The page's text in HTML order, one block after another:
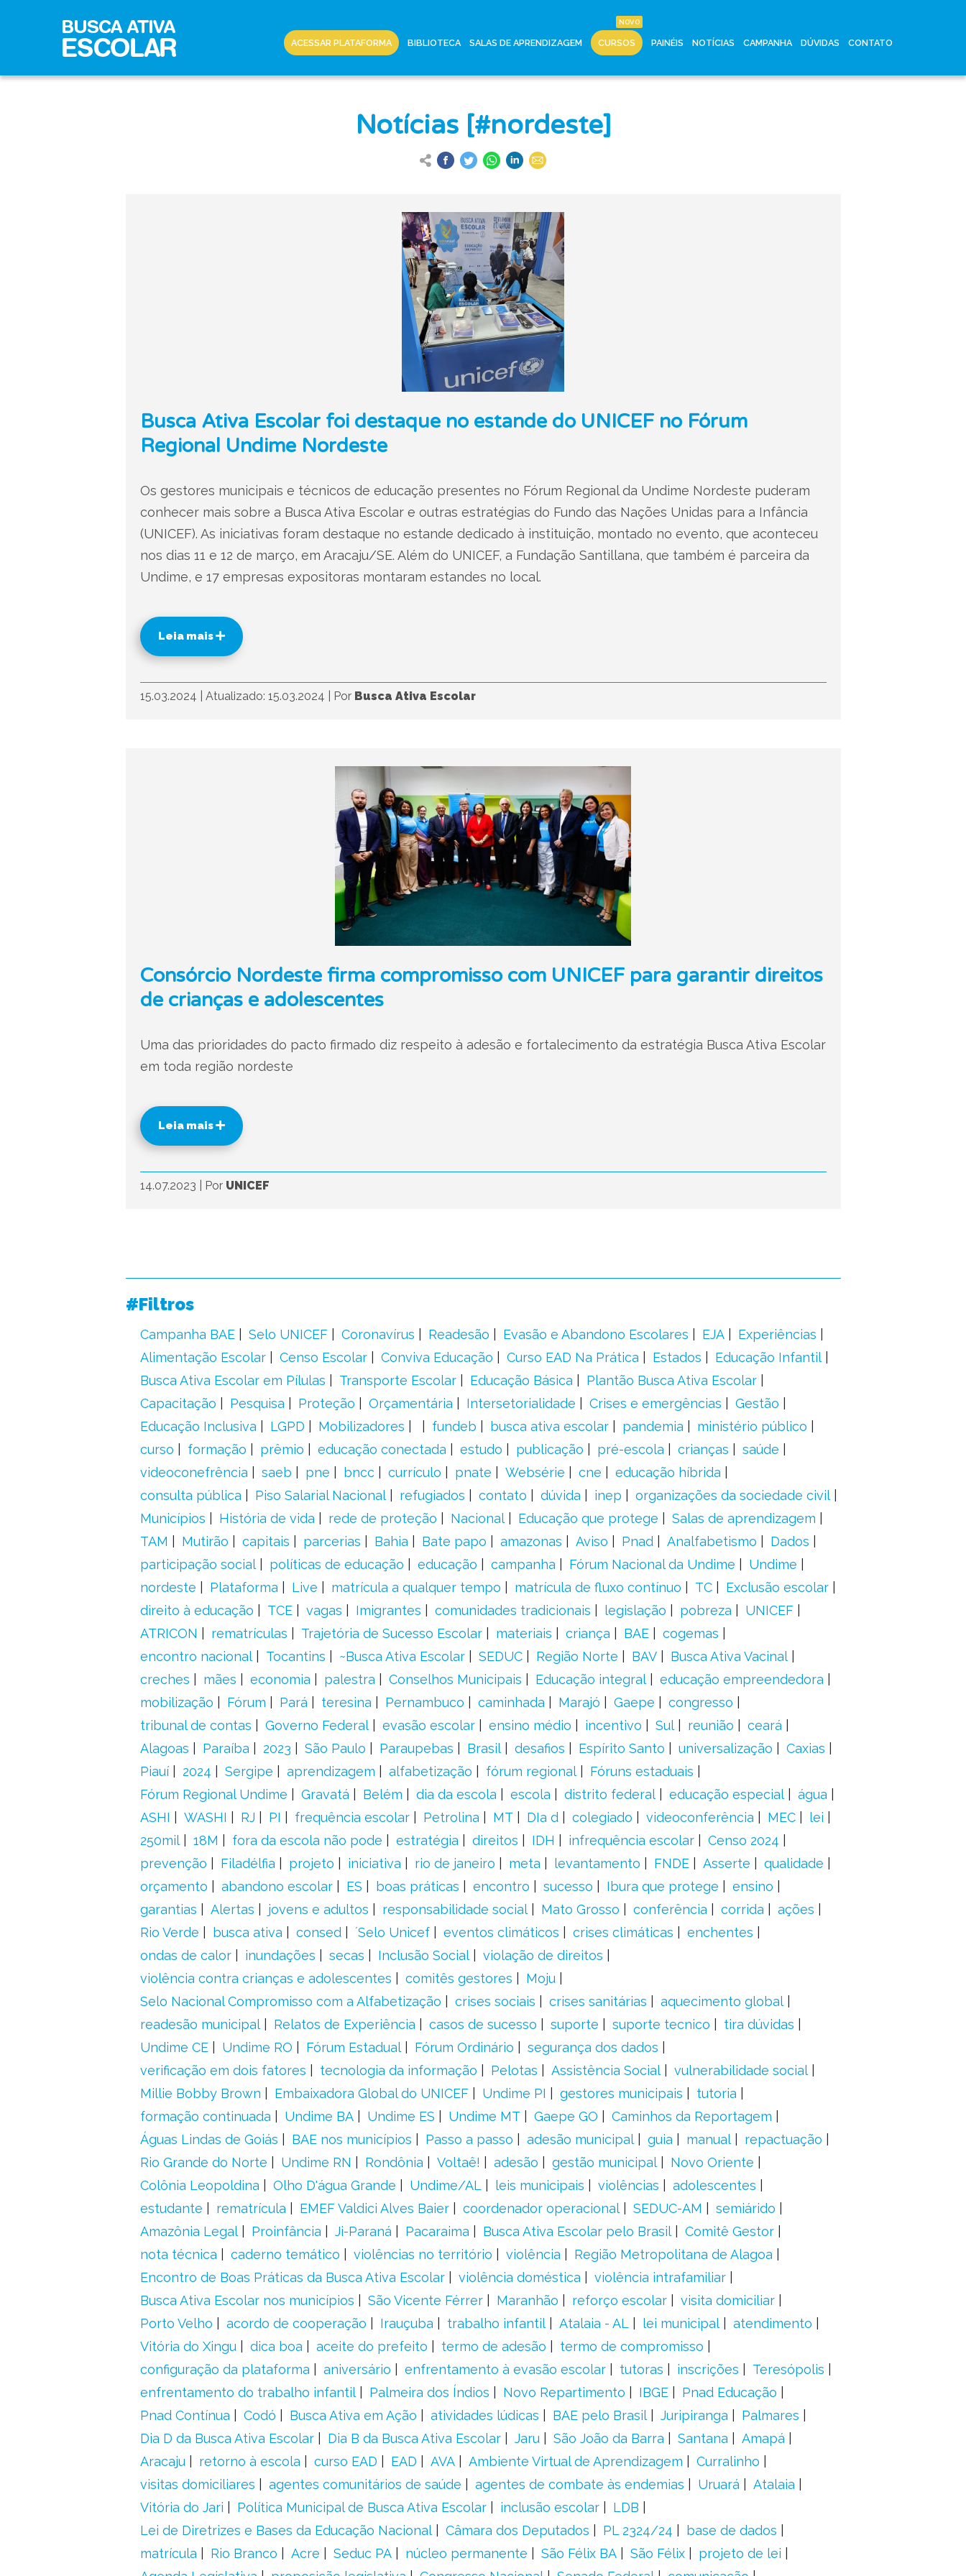
ACESSAR PLATAFORMA BIBLIOTECA SALAS DE APRENDIZAGEM CURSOS PAINÉIS NOTÍCIAS CAMPANHA DÚVIDAS CONTATO
Notícias [#nordeste]
Busca Ativa Escolar foi destaque no estande do UNICEF no Fórum
Regional Undime Nordeste
Os gestores municipais e técnicos de educação presentes no Fórum Regional da Undime Nordeste puderam
conhecer mais sobre a Busca Ativa Escolar e outras estratégias do Fundo das Nações Unidas para a Infância
(UNICEF). As iniciativas foram destaque no estande dedicado à instituição, montado no evento, que aconteceu
nos dias 11 e 12 de março, em Aracaju/SE. Além do UNICEF, a Fundação Santillana, que também é parceira da
Undime, e 17 empresas expositoras montaram estandes no local.
Leia mais
15.03.2024 Atualizado: 15.03.2024 Por Busca Ativa Escolar
Consórcio Nordeste firma compromisso com UNICEF para garantir direitos
de crianças e adolescentes
Uma das prioridades do pacto firmado diz respeito à adesão e fortalecimento da estratégia Busca Ativa Escolar
em toda região nordeste
Leia mais
14.07.2023 Por UNICEF
#Filtros
Campanha BAE Selo UNICEF Coronavírus Readesão Evasão e Abandono Escolares EJA
Experiências
Alimentação Escolar
Censo Escolar Conviva Educação Curso EAD Na Prática Estados
Educação Infantil
Busca Ativa Escolar em Pílulas
Transporte Escolar Educação Básica
Plantão Busca Ativa Escolar
Capacitação
Pesquisa Proteção Orçamentária Intersetorialidade Crises e emergências
Gestão
Educação Inclusiva
LGPD Mobilizadores fundeb busca ativa escolar pandemia
ministério público
curso
formação prêmio educação conectada estudo publicação pré-escola crianças
saúde
videoconefrência
saeb pne bncc currículo pnate Websérie cne
educação híbrida
consulta pública
Piso Salarial Nacional refugiados contato dúvida inep
organizações da sociedade civil
Municípios
História de vida rede de proteção Nacional Educação que protege
Salas de aprendizagem
TAM
Mutirão capitais parcerias Bahia Bate papo amazonas Aviso Pnad Analfabetismo
Dados
participação social
políticas de educação educação campanha Fórum Nacional da Undime
Undime
nordeste
Plataforma Live matrícula a qualquer tempo matrícula de fluxo contínuo TC
Exclusão escolar
direito à educação
TCE vagas Imigrantes comunidades tradicionais legislação pobreza
UNICEF
ATRICON
rematrículas Trajetória de Sucesso Escolar materiais criança BAE
cogemas
encontro nacional
Tocantins ~Busca Ativa Escolar SEDUC Região Norte BAV
Busca Ativa Vacinal
creches
mães economia palestra Conselhos Municipais Educação integral
educação empreendedora
mobilização
Fórum Pará teresina Pernambuco caminhada Marajó Gaepe
congresso
tribunal de contas
Governo Federal evasão escolar ensino médio incentivo Sul reunião
ceará
Alagoas
Paraíba 2023 São Paulo Paraupebas Brasil desafios Espírito Santo universalização
Caxias
Piauí
2024 Sergipe aprendizagem alfabetização fórum regional
Fóruns estaduais
Fórum Regional Undime
Gravatá Belém dia da escola escola distrito federal educação especial
água
ASHI
WASHI RJ PI frequência escolar Petrolina MT DIa d colegiado videoconferência MEC
lei
250mil
18M fora da escola não pode estratégia direitos IDH infrequência escolar
Censo 2024
prevenção
Filadélfia projeto iniciativa rio de janeiro meta levantamento FNDE Asserte
qualidade
orçamento
abandono escolar ES boas práticas encontro sucesso Ibura que protege
ensino
garantias
Alertas jovens e adultos responsabilidade social Mato Grosso conferência corrida
ações
Rio Verde
busca ativa consed ´Selo Unicef eventos climáticos crises climáticas
enchentes
ondas de calor
inundações secas Inclusão Social
violação de direitos
violência contra crianças e adolescentes
comitês gestores
Moju
Selo Nacional Compromisso com a Alfabetização
crises sociais crises sanitárias
aquecimento global
readesão municipal
Relatos de Experiência casos de sucesso suporte suporte tecnico
tira dúvidas
Undime CE
Undime RO Fórum Estadual Fórum Ordinário
segurança dos dados
verificação em dois fatores
tecnologia da informação Pelotas Assistência Social
vulnerabilidade social
Millie Bobby Brown
Embaixadora Global do UNICEF Undime PI gestores municipais
tutoria
formação continuada
Undime BA Undime ES Undime MT Gaepe GO
Caminhos da Reportagem
Águas Lindas de Goiás
BAE nos municípios Passo a passo adesão municipal guia manual
repactuação
Rio Grande do Norte
Undime RN Rondônia Voltaê! adesão gestão municipal
Novo Oriente
Colônia Leopoldina
Olho D'água Grande Undime/AL leis municipais violências
adolescentes
estudante
rematrícula EMEF Valdici Alves Baier coordenador operacional SEDUC-AM
semiárido
Amazônia Legal
Proinfância Ji-Paraná Pacaraima Busca Ativa Escolar pelo Brasil
Comitê Gestor
nota técnica
caderno temático violências no território violência
Região Metropolitana de Alagoa
Encontro de Boas Práticas da Busca Ativa Escolar
violência doméstica
violência intrafamiliar
Busca Ativa Escolar nos municípios
São Vicente Férrer Maranhão reforço escolar
visita domiciliar
Porto Velho
acordo de cooperação Irauçuba trabalho infantil Atalaia - AL lei municipal
atendimento
Vitória do Xingu
dica boa aceite do prefeito termo de adesão
termo de compromisso
configuração da plataforma
aniversário enfrentamento à evasão escolar tutoras inscrições
Teresópolis
enfrentamento do trabalho infantil
Palmeira dos Índios Novo Repartimento IBGE
Pnad Educação
Pnad Contínua
Codó Busca Ativa em Ação atividades lúdicas BAE pelo Brasil Juripiranga
Palmares
Dia D da Busca Ativa Escolar
Dia B da Busca Ativa Escolar Jaru São João da Barra Santana
Amapá
Aracaju
retorno à escola curso EAD EAD AVA Ambiente Virtual de Aprendizagem
Curralinho
visitas domiciliares
agentes comunitários de saúde agentes de combate às endemias Uruará
Atalaia
Vitória do Jari
Política Municipal de Busca Ativa Escolar inclusão escolar
LDB
Lei de Diretrizes e Bases da Educação Nacional
Câmara dos Deputados PL 2324/24
base de dados
matrícula
Rio Branco Acre Seduc PA núcleo permanente São Félix BA São Félix
projeto de lei